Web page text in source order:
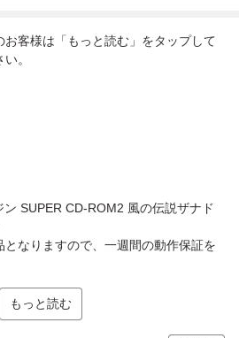
お客様は「もっと読む」をタップして
。
SUPER CD-ROM2 風の伝説ザナド
となりますので、一週間の動作保証を
もっと読む